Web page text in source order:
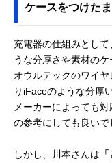
ケースをつけた
充電器の仕組みとし
うな分厚さや素材のケ
オウルテックのワイ
りiFaceのような分厚
メーカーによっても
の参考にしても良いで
しかし、川本さんは